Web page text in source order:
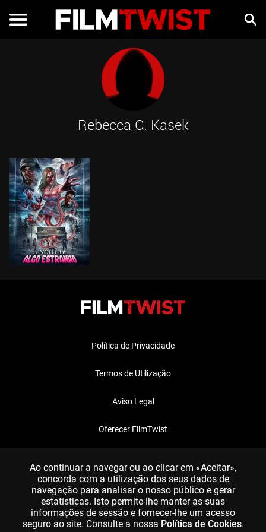
Rebecca C. Kasek
Política de Privacidade
Termos de Utilização
Aviso Legal
Oferecer FilmTwist
Ao continuar a navegar ou ao clicar em «Aceitar»,
concorda com a utilização dos seus dados de
navegação para analisar o nosso público e gerar
estatísticas. Isto permite-lhe manter as suas
informações de sessão e fornecer-lhe um acesso
seguro ao site. Consulte a nossa Política de Cookies.